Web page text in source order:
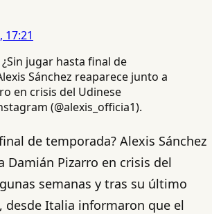
17:21
(@alexis_officia1).
de temporada? Alexis Sánchez
Damián Pizarro en crisis del
semanas y tras su último
desde Italia informaron que el